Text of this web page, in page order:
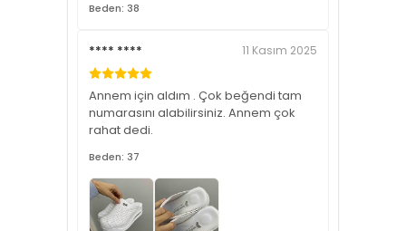
Beden: 38
**** **** 11 Kasım 2025
Annem için aldım . Çok beğendi tam
numarasını alabilirsiniz. Annem çok
rahat dedi.
Beden: 37